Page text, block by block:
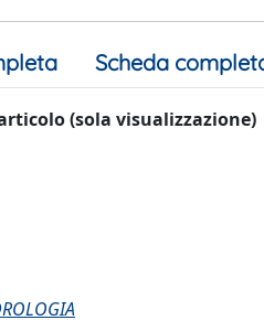
Scheda
(sola visualizzazione)